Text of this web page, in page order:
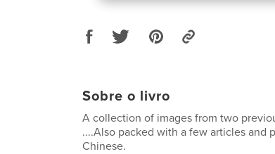
Sobre o livro
A collection of images from two
....Also packed with a few articles and
Chinese.